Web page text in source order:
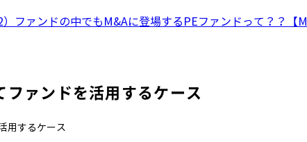
）ファンドの中でもM&Aに登場するPEファンドって？？【
ァンドを活用するケース